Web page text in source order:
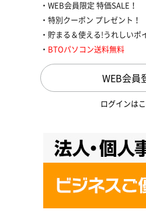
WEB会員限定 特価SALE！
特別クーポン プレゼント！
貯まる＆使える!うれしいポ
BTOパソコン送料無料
WEB会員
ログインは